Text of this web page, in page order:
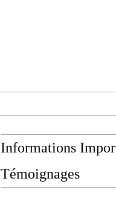
Informations
Témoignages